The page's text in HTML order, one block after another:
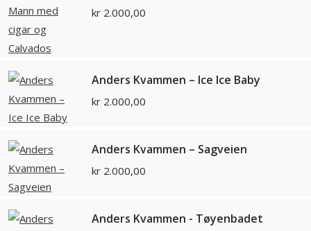
kr 2.000,00
Anders Kvammen – Ice Ice Baby
kr 2.000,00
Anders Kvammen – Sagveien
kr 2.000,00
Anders Kvammen - Tøyenbadet